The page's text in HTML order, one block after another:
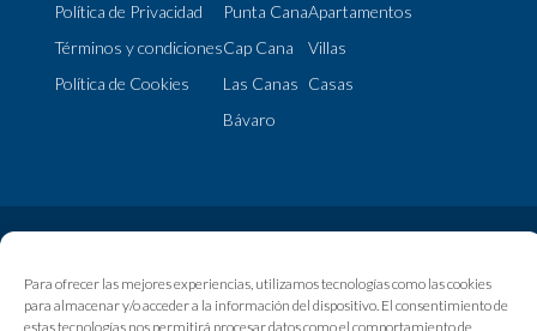
Para ofrecer las mejores experiencias, utilizamos tecnologías como las cookies
para almacenar y/o acceder a la información del dispositivo. El consentimiento de
estas tecnologías nos permitirá procesar datos como el comportamiento de
Política de Privacidad
Términos y condiciones
Política de Cookies
Punta Cana
Cap Cana
Las Canas
Bávaro
Apartamentos
Villas
Casas
© My Home Punta Cana | 2024 Todos los Derechos Reservados